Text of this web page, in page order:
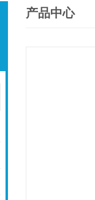
产品中心